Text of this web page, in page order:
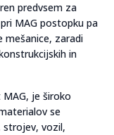
predvsem za
MAG postopku pa
mešanice, zaradi
in
je široko
se
strojev, vozil,